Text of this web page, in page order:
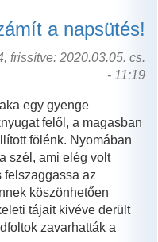
a napsütés!
frissítve: 2020.03.05. cs.
- 11:19
egy gyenge
felől, a magasban
fölénk. Nyomában
szél, ami elég volt
felszaggassa az
köszönhetően
tájait kivéve derült
zavarhatták a